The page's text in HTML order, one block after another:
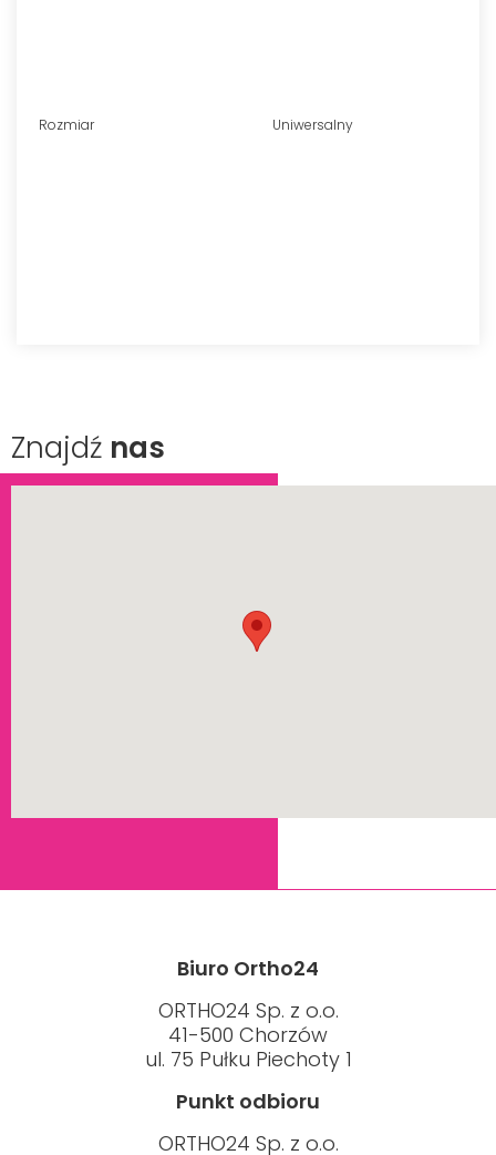
Rozmiar Uniwersalny
Znajdź nas
Biuro Ortho24
ORTHO24 Sp. z o.o.
41-500 Chorzów
ul. 75 Pułku Piechoty 1
Punkt odbioru
ORTHO24 Sp. z o.o.